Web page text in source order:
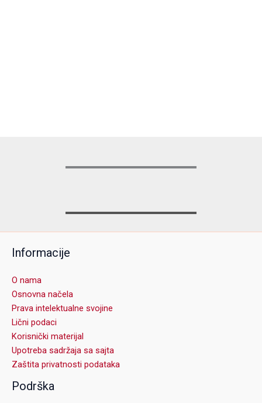
Informacije
O nama
Osnovna načela
Prava intelektualne svojine
Lični podaci
Korisnički materijal
Upotreba sadržaja sa sajta
Zaštita privatnosti podataka
Podrška